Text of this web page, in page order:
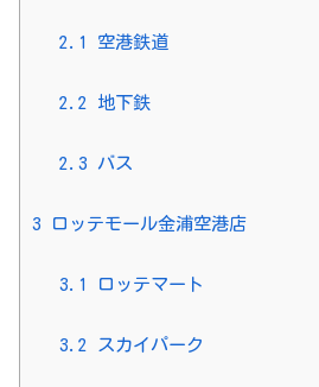
2.1 空港鉄道
2.2 地下鉄
2.3 バス
3 ロッテモール金浦空港店
3.1 ロッテマート
3.2 スカイパーク